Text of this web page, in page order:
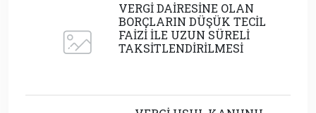
VERGİ DAİRESİNE OLAN
BORÇLARIN DÜŞÜK TECİL
FAİZİ İLE UZUN SÜRELİ
TAKSİTLENDİRİLMESİ